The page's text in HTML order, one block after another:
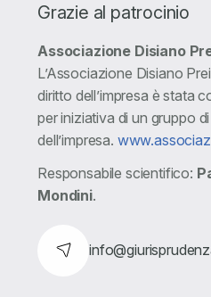
Grazie al patrocinio
Associazione Disiano
L’Associazione Disiano
diritto dell’impresa è stata
per iniziativa di un gruppo
dell’impresa.
Responsabile scientifico:
Mondini.